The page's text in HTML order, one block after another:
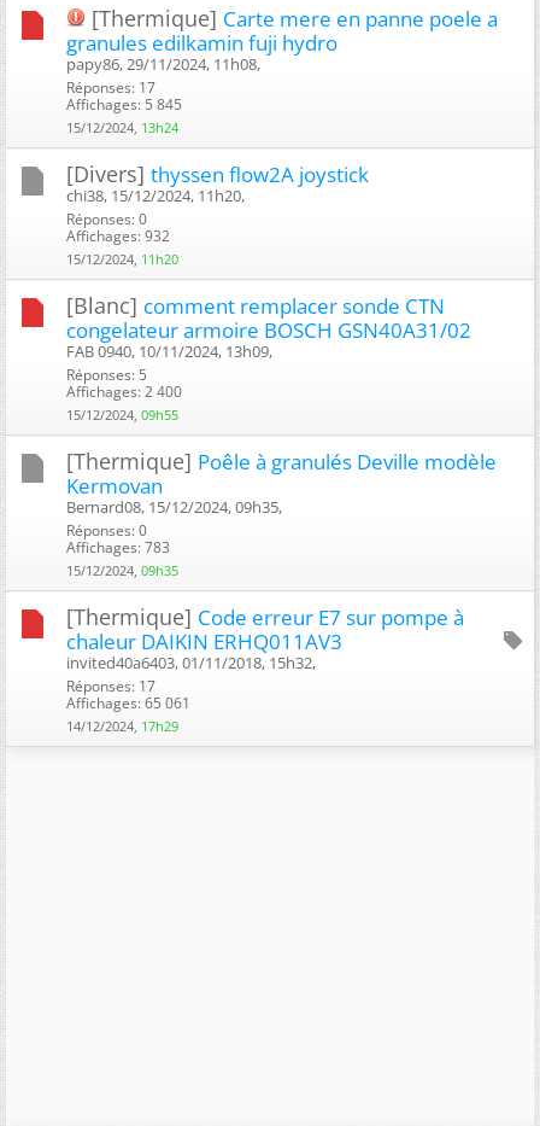
[Thermique] Carte mere en panne poele a
granules edilkamin fuji hydro
papy86, 29/11/2024, 11h08, ‎
Réponses: 17
Affichages: 5 845
15/12/2024, 13h24
[Divers] thyssen flow2A joystick
chi38, 15/12/2024, 11h20, ‎
Réponses: 0
Affichages: 932
15/12/2024, 11h20
[Blanc] comment remplacer sonde CTN
congelateur armoire BOSCH GSN40A31/02
FAB 0940, 10/11/2024, 13h09, ‎
Réponses: 5
Affichages: 2 400
15/12/2024, 09h55
[Thermique] Poêle à granulés Deville modèle
Kermovan
Bernard08, 15/12/2024, 09h35, ‎
Réponses: 0
Affichages: 783
15/12/2024, 09h35
[Thermique] Code erreur E7 sur pompe à
chaleur DAIKIN ERHQ011AV3
invited40a6403, 01/11/2018, 15h32, ‎
Réponses: 17
Affichages: 65 061
14/12/2024, 17h29